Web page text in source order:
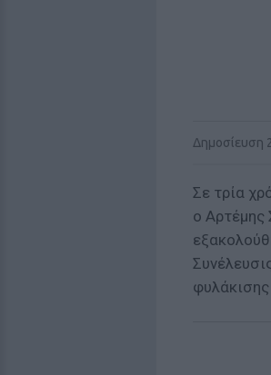
Δημοσίευση
Σε τρία
ο Αρτέμης